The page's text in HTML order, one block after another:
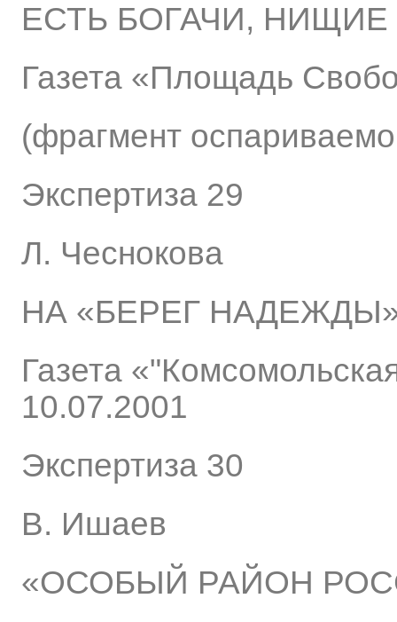
ЕСТЬ БОГАЧИ,
Газета «Площадь
(фрагмент
Экспертиза 29
Л. Чеснокова
НА «БЕРЕГ
Газета
10.07.2001
Экспертиза 30
В. Ишаев
«ОСОБЫЙ РАЙОН